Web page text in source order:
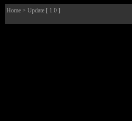
Home > Update [ 1.0 ]